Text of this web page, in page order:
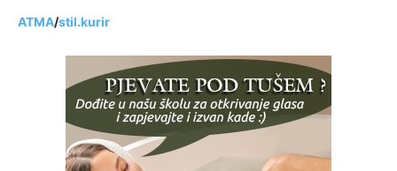
ATMA/stil.kurir